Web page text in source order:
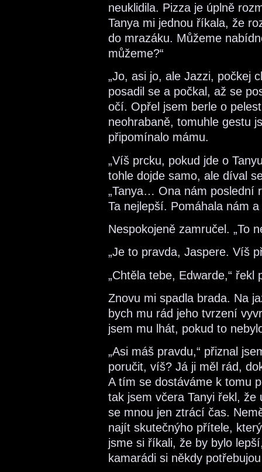
neuklidila. Pizza je úplně
Tanya mi jednou říkala, že
do mrazáku. Můžeme
můžeme?“
„Jo, asi jo, ale Jazzi, počkej
posadil se a počkal, až se
očí. Opřel jsem berle o
neohrabaně, tomuhle gestu
připomínalo mámu.
„Víš prcku, pokud jde o
tohle dojde samo, ale díval
„Tanya… Ona nám poslední
Ta nejlepší. Pomáhala nám
Nespokojeně zamručel. „To
„Je to pravda, Jaspere. Víš
„Chtěla tebe, Edwarde,“ řekl
Znovu mi spadla brada. Na
bych mu rád jeho tvrzení
jsem mu lhát, pokud to
„Asi máš pravdu,“ přiznal
poručit, víš? Já ji měl rád,
A tím se dostáváme k tomu
tak jsem včera Tanyi řekl,
se mnou jen ztrácí čas.
najít skutečnýho přítele,
jsme si říkali, že by bylo
kamarádi si někdy